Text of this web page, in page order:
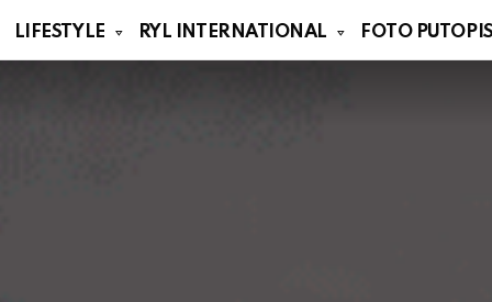
LIFESTYLE RYL INTERNATIONAL FOTO PUTOPISI